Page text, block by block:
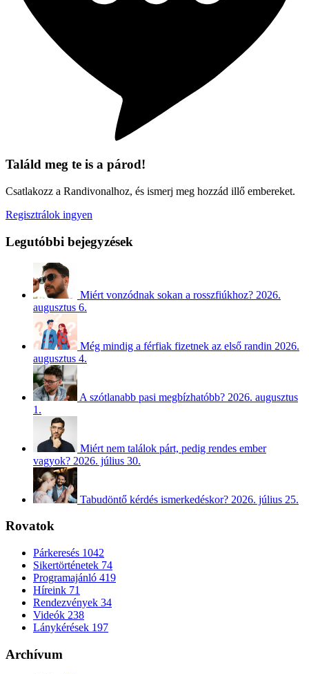
Találd meg te is a párod!
Csatlakozz a Randivonalhoz, és ismerj meg hozzád illő embereket.
Regisztrálok ingyen
Legutóbbi bejegyzések
Miért vonzódnak sokan a rosszfiúkhoz? 2026.
augusztus 6.
Még mindig a férfiak fizetnek az első randin 2026.
augusztus 4.
A szótlanabb pasi megbízhatóbb? 2026. augusztus
1.
Miért nem találok párt, pedig rendes ember
vagyok? 2026. július 30.
Tabudöntő kérdés ismerkedéskor? 2026. július 25.
Rovatok
Párkeresés 1042
Sikertörténetek 74
Programajánló 419
Híreink 71
Rendezvények 34
Videók 238
Lánykérések 197
Archívum